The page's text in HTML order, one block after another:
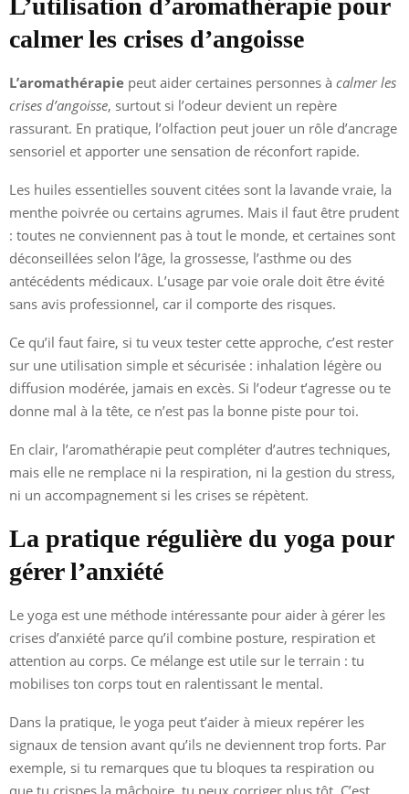
calmer les crises d’angoisse
L’aromathérapie peut aider certaines personnes à calmer les
crises d’angoisse, surtout si l’odeur devient un repère
rassurant. En pratique, l’olfaction peut jouer un rôle d’ancrage
sensoriel et apporter une sensation de réconfort rapide.
Les huiles essentielles souvent citées sont la lavande vraie, la
menthe poivrée ou certains agrumes. Mais il faut être prudent
: toutes ne conviennent pas à tout le monde, et certaines sont
déconseillées selon l’âge, la grossesse, l’asthme ou des
antécédents médicaux. L’usage par voie orale doit être évité
sans avis professionnel, car il comporte des risques.
Ce qu’il faut faire, si tu veux tester cette approche, c’est rester
sur une utilisation simple et sécurisée : inhalation légère ou
diffusion modérée, jamais en excès. Si l’odeur t’agresse ou te
donne mal à la tête, ce n’est pas la bonne piste pour toi.
En clair, l’aromathérapie peut compléter d’autres techniques,
mais elle ne remplace ni la respiration, ni la gestion du stress,
ni un accompagnement si les crises se répètent.
La pratique régulière du yoga pour
gérer l’anxiété
Le yoga est une méthode intéressante pour aider à gérer les
crises d’anxiété parce qu’il combine posture, respiration et
attention au corps. Ce mélange est utile sur le terrain : tu
mobilises ton corps tout en ralentissant le mental.
Dans la pratique, le yoga peut t’aider à mieux repérer les
signaux de tension avant qu’ils ne deviennent trop forts. Par
exemple, si tu remarques que tu bloques ta respiration ou
que tu crispes la mâchoire, tu peux corriger plus tôt. C’est